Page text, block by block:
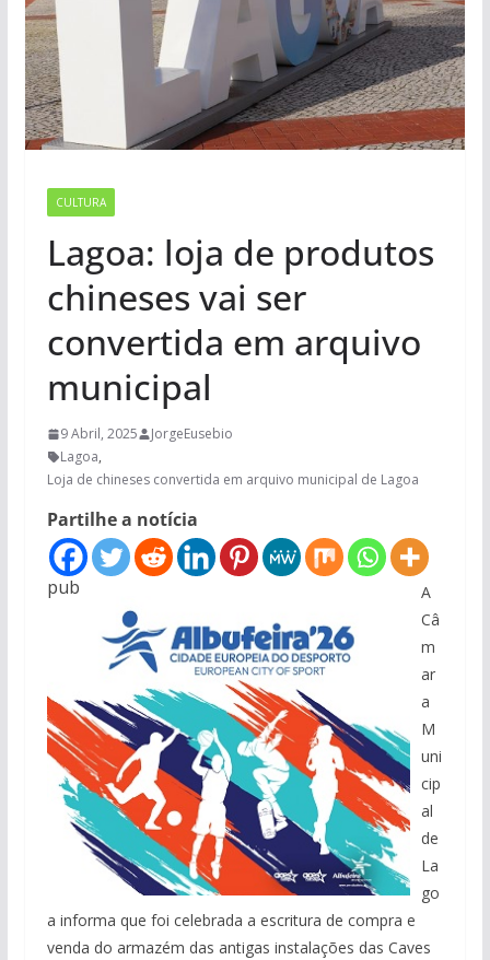
CULTURA
Lagoa: loja de produtos
chineses vai ser
convertida em arquivo
municipal
9 Abril, 2025
JorgeEusebio
Lagoa,
Loja de chineses convertida em arquivo municipal de Lagoa
Partilhe a notícia
pub
A
Câ
m
ar
a
M
uni
cip
al
de
La
go
a informa que foi celebrada a escritura de compra e
venda do armazém das antigas instalações das Caves